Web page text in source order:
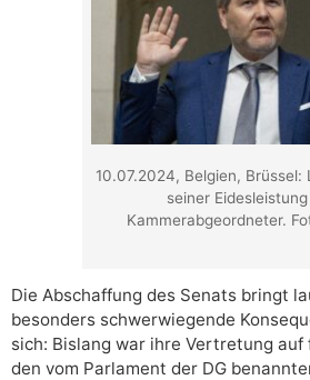
10.07.2024, Belgien, Brüssel:
seiner
Kammerabgeordneter.
Die Abschaffung des Senats bringt
besonders schwerwiegende
sich: Bislang war ihre Vertretung auf
den vom Parlament der DG